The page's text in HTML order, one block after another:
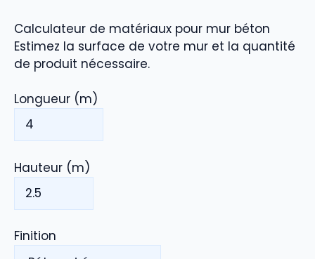
Calculateur de matériaux pour mur béton
Estimez la surface de votre mur et la quantité
de produit nécessaire.
Longueur (m)
Hauteur (m)
Finition